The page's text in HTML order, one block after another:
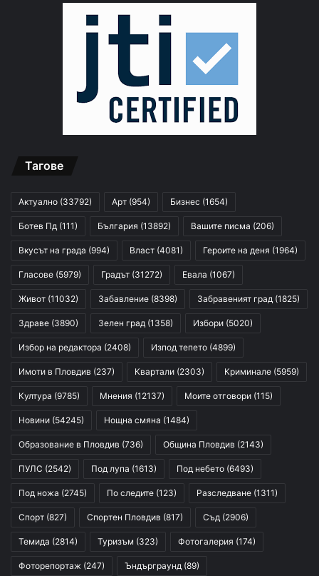
Тагове
Актуално (33792) Арт (954) Бизнес (1654)
Ботев Пд (111) България (13892) Вашите писма (206)
Вкусът на града (994) Власт (4081) Героите на деня (1964)
Гласове (5979) Градът (31272) Евала (1067)
Живот (11032) Забавление (8398) Забравеният град (1825)
Здраве (3890) Зелен град (1358) Избори (5020)
Избор на редактора (2408) Изпод тепето (4899)
Имоти в Пловдив (237) Квартали (2303) Криминале (5959)
Култура (9785) Мнения (12137) Моите отговори (115)
Новини (54245) Нощна смяна (1484)
Образование в Пловдив (736) Община Пловдив (2143)
ПУЛС (2542) Под лупа (1613) Под небето (6493)
Под ножа (2745) По следите (123) Разследване (1311)
Спорт (827) Спортен Пловдив (817) Съд (2906)
Темида (2814) Туризъм (323) Фотогалерия (174)
Фоторепортаж (247) Ъндърграунд (89)